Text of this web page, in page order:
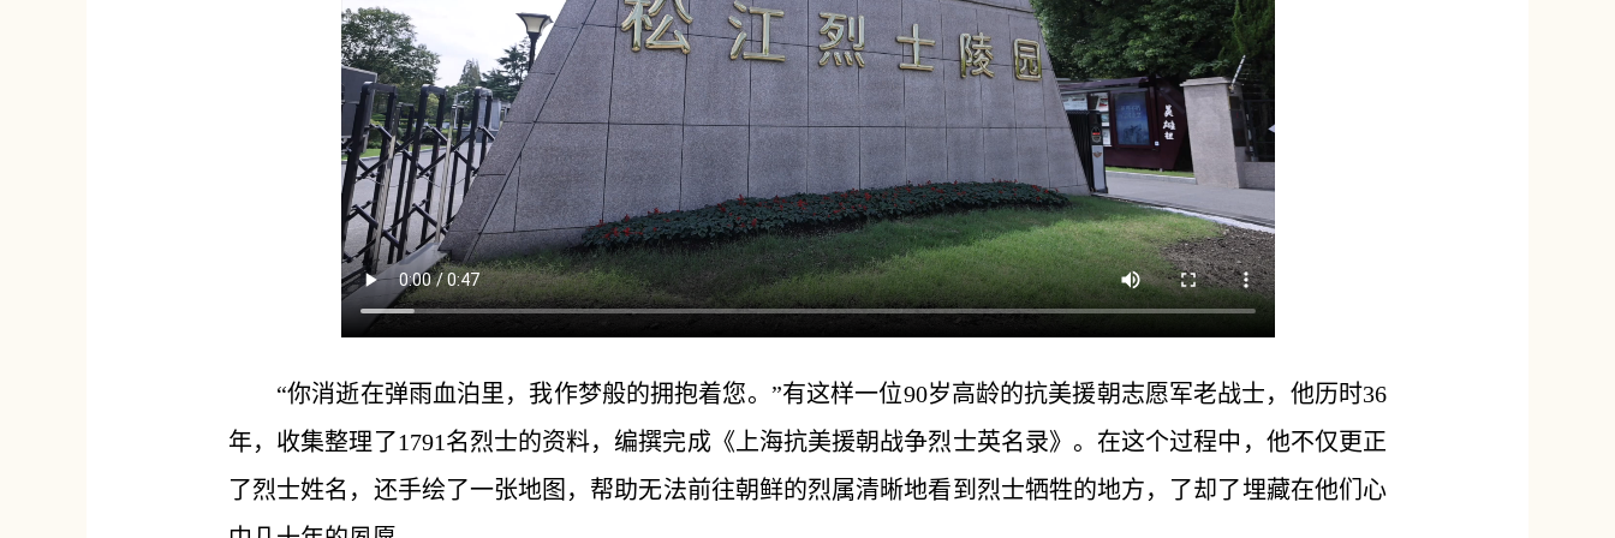
“你消逝在弹雨血泊里，我作梦般的拥抱着您。”有这样一位90岁高龄的抗美援朝志愿军老战士，他历时36
年，收集整理了1791名烈士的资料，编撰完成《上海抗美援朝战争烈士英名录》。在这个过程中，他不仅更正
了烈士姓名，还手绘了一张地图，帮助无法前往朝鲜的烈属清晰地看到烈士牺牲的地方，了却了埋藏在他们心